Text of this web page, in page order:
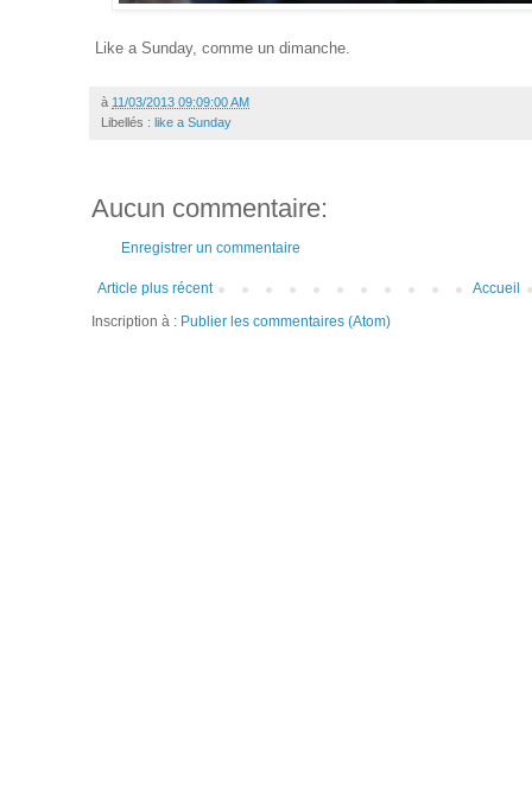
Like a Sunday, comme un dimanche.
à 11/03/2013 09:09:00 AM
Libellés : like a Sunday
Aucun commentaire:
Enregistrer un commentaire
Article plus récent
Accueil
Inscription à : Publier les commentaires (Atom)